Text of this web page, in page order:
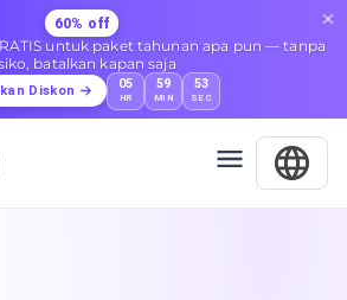
60% off
untuk paket tahunan apa pun — tanpa
batalkan kapan saja
Diskon 05
HR
59
MIN
52
SEC